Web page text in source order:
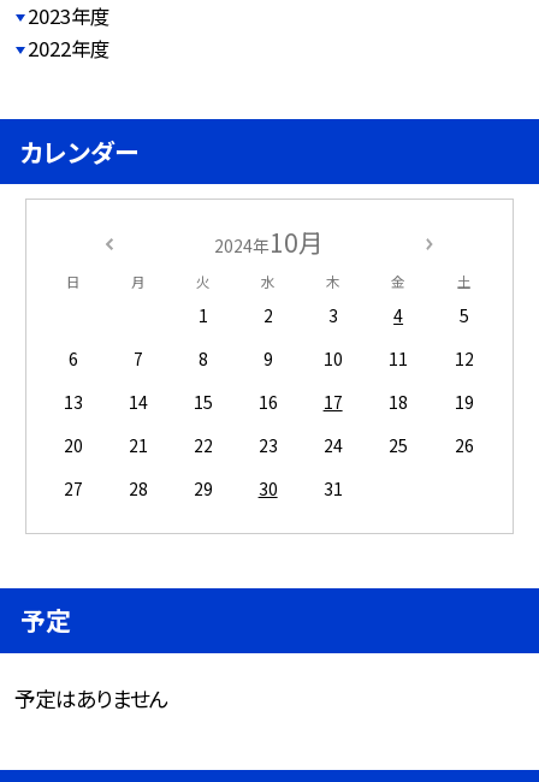
2023年度
2022年度
カレンダー
2024年10月
日 月 火 水 木 金 土
1 2 3 4
5
6
7 8 9 10 11
12
13
14 15 16 17 18
19
20
21 22 23 24 25
26
27
28 29 30 31
予定
予定はありません